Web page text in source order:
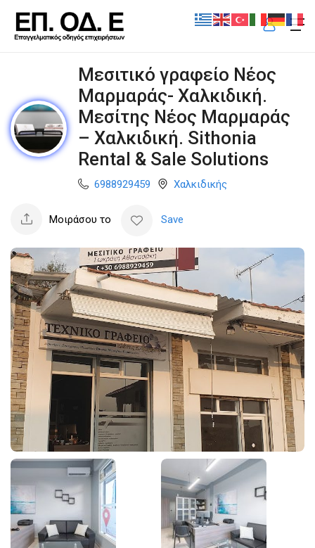
Μεσιτικό γραφείο Νέος
Μαρμαράς- Χαλκιδική.
Μεσίτης Νέος Μαρμαράς
– Χαλκιδική. Sithonia
Rental & Sale Solutions
6988929459 Χαλκιδικής
Μοιράσου το Save